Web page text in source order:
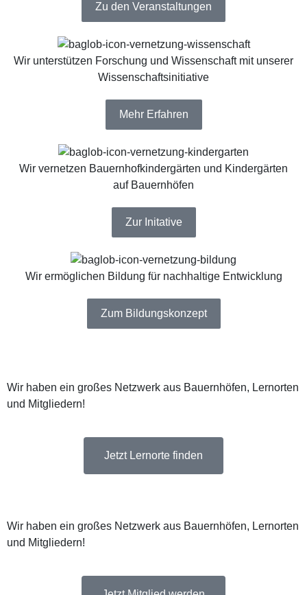
Zu den Veranstaltungen
Wir unterstützen Forschung und Wissenschaft mit unserer
Wissenschaftsinitiative
Mehr Erfahren
Wir vernetzen Bauernhofkindergärten und Kindergärten
auf Bauernhöfen
Zur Initative
Wir ermöglichen Bildung für nachhaltige Entwicklung
Zum Bildungskonzept
Wir haben ein großes Netzwerk aus Bauernhöfen, Lernorten
und Mitgliedern!
Jetzt Lernorte finden
Wir haben ein großes Netzwerk aus Bauernhöfen, Lernorten
und Mitgliedern!